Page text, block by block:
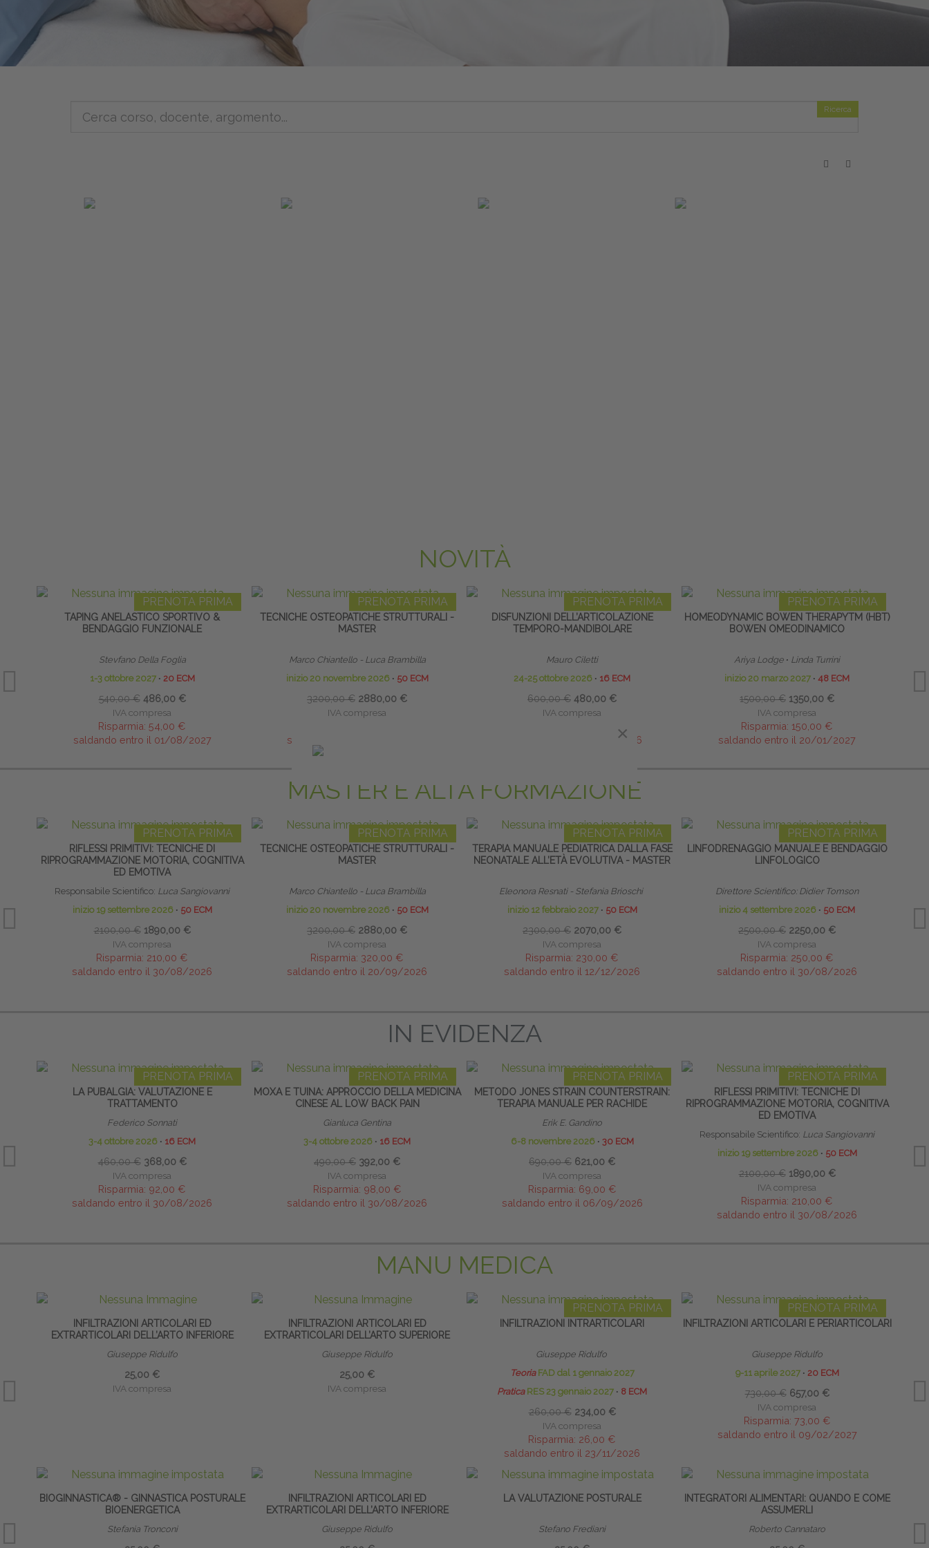
Ricerca
NOVITÀ
PRENOTA PRIMA
TAPING ANELASTICO SPORTIVO &
BENDAGGIO FUNZIONALE
Stevfano Della Foglia
1-3 ottobre 2027 ∙ 20 ECM
540,00 € 486,00 €
IVA compresa
Risparmia: 54,00 €
saldando entro il 01/08/2027
PRENOTA PRIMA
TECNICHE OSTEOPATICHE STRUTTURALI -
MASTER
Marco Chiantello - Luca Brambilla
inizio 20 novembre 2026 ∙ 50 ECM
3200,00 € 2880,00 €
IVA compresa
saldando entro il 20/09/2026
PRENOTA PRIMA
DISFUNZIONI DELL’ARTICOLAZIONE
TEMPORO-MANDIBOLARE
Mauro Ciletti
24-25 ottobre 2026 ∙ 16 ECM
600,00 € 480,00 €
IVA compresa
saldando entro il 30/08/2026
PRENOTA PRIMA
HOMEODYNAMIC BOWEN THERAPYTM (HBT)
BOWEN OMEODINAMICO
Ariya Lodge ∙ Linda Turrini
inizio 20 marzo 2027 ∙ 48 ECM
1500,00 € 1350,00 €
IVA compresa
Risparmia: 150,00 €
saldando entro il 20/01/2027
MASTER E ALTA FORMAZIONE
PRENOTA PRIMA
RIFLESSI PRIMITIVI: TECNICHE DI
RIPROGRAMMAZIONE MOTORIA, COGNITIVA
ED EMOTIVA
Responsabile Scientifico: Luca Sangiovanni
inizio 19 settembre 2026 ∙ 50 ECM
2100,00 € 1890,00 €
IVA compresa
Risparmia: 210,00 €
saldando entro il 30/08/2026
PRENOTA PRIMA
TECNICHE OSTEOPATICHE STRUTTURALI -
MASTER
Marco Chiantello - Luca Brambilla
inizio 20 novembre 2026 ∙ 50 ECM
3200,00 € 2880,00 €
IVA compresa
Risparmia: 320,00 €
saldando entro il 20/09/2026
PRENOTA PRIMA
TERAPIA MANUALE PEDIATRICA DALLA FASE
NEONATALE ALL’ETÀ EVOLUTIVA - MASTER
Eleonora Resnati - Stefania Brioschi
inizio 12 febbraio 2027 ∙ 50 ECM
2300,00 € 2070,00 €
IVA compresa
Risparmia: 230,00 €
saldando entro il 12/12/2026
PRENOTA PRIMA
LINFODRENAGGIO MANUALE E BENDAGGIO
LINFOLOGICO
Direttore Scientifico: Didier Tomson
inizio 4 settembre 2026 ∙ 50 ECM
2500,00 € 2250,00 €
IVA compresa
Risparmia: 250,00 €
saldando entro il 30/08/2026
IN EVIDENZA
PRENOTA PRIMA
LA PUBALGIA: VALUTAZIONE E
TRATTAMENTO
Federico Sonnati
3-4 ottobre 2026 ∙ 16 ECM
460,00 € 368,00 €
IVA compresa
Risparmia: 92,00 €
saldando entro il 30/08/2026
PRENOTA PRIMA
MOXA E TUINA: APPROCCIO DELLA MEDICINA
CINESE AL LOW BACK PAIN
Gianluca Gentina
3-4 ottobre 2026 ∙ 16 ECM
490,00 € 392,00 €
IVA compresa
Risparmia: 98,00 €
saldando entro il 30/08/2026
PRENOTA PRIMA
METODO JONES STRAIN COUNTERSTRAIN:
TERAPIA MANUALE PER RACHIDE
Erik E. Gandino
6-8 novembre 2026 ∙ 30 ECM
690,00 € 621,00 €
IVA compresa
Risparmia: 69,00 €
saldando entro il 06/09/2026
PRENOTA PRIMA
RIFLESSI PRIMITIVI: TECNICHE DI
RIPROGRAMMAZIONE MOTORIA, COGNITIVA
ED EMOTIVA
Responsabile Scientifico: Luca Sangiovanni
inizio 19 settembre 2026 ∙ 50 ECM
2100,00 € 1890,00 €
IVA compresa
Risparmia: 210,00 €
saldando entro il 30/08/2026
MANU MEDICA
INFILTRAZIONI ARTICOLARI ED
EXTRARTICOLARI DELL’ARTO INFERIORE
Giuseppe Ridulfo
25,00 €
IVA compresa
INFILTRAZIONI ARTICOLARI ED
EXTRARTICOLARI DELL’ARTO SUPERIORE
Giuseppe Ridulfo
25,00 €
IVA compresa
PRENOTA PRIMA
INFILTRAZIONI INTRARTICOLARI
Giuseppe Ridulfo
Teoria FAD dal 1 gennaio 2027
PraticaRES 23 gennaio 2027 ∙ 8 ECM
260,00 € 234,00 €
IVA compresa
Risparmia: 26,00 €
saldando entro il 23/11/2026
PRENOTA PRIMA
INFILTRAZIONI ARTICOLARI E PERIARTICOLARI
Giuseppe Ridulfo
9-11 aprile 2027 ∙ 20 ECM
730,00 € 657,00 €
IVA compresa
Risparmia: 73,00 €
saldando entro il 09/02/2027
BIOGINNASTICA® - GINNASTICA POSTURALE
BIOENERGETICA
Stefania Tronconi
INFILTRAZIONI ARTICOLARI ED
EXTRARTICOLARI DELL’ARTO INFERIORE
Giuseppe Ridulfo
LA VALUTAZIONE POSTURALE
Stefano Frediani
INTEGRATORI ALIMENTARI: QUANDO E COME
ASSUMERLI
Roberto Cannataro
×
×